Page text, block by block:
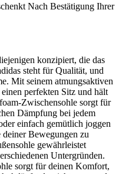
Nach Bestätigung Ihrer
konzipiert, die das
steht für Qualität, und
Mit seinem atmungsaktiven
perfekten Sitz und hält
Zwischensohle sorgt für
Dämpfung bei jedem
einfach gemütlich joggen
Bewegungen zu
gewährleistet
Untergründen.
sorgt für deinen Komfort,